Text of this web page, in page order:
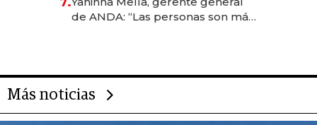
de ANDA: “Las personas son más
Más noticias